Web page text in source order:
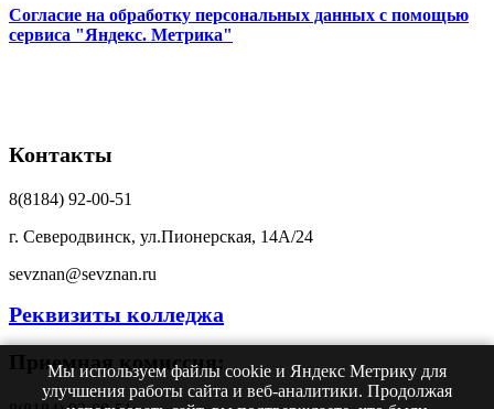
Мы используем файлы cookie и Яндекс Метрику для
улучшения работы сайта и веб-аналитики. Продолжая
Согласие на обработку персональных данных с помощью
сервиса "Яндекс. Метрика"
Контакты
8(8184) 92-00-51
г. Северодвинск, ул.Пионерская, 14А/24
sevznan@sevznan.ru
Реквизиты колледжа
Приемная комиссия: